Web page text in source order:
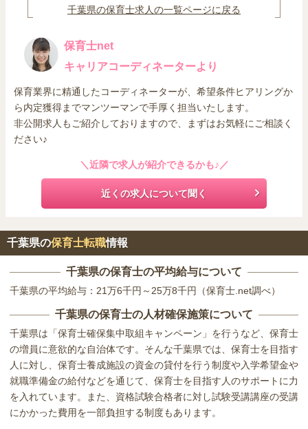
千葉県の保育士求人の一覧ページに戻る
保育士net
キャリアコーディネーターより
保育業界に精通したコーディネーターが、希望条件ヒアリングか
ら内定獲得までマンツーマンで手厚く担当いたします。
非公開求人もご紹介しておりますので、まずはお気軽にご相談く
ださい♪
＼近隣で求人が紹介できるかも♪／
近くの求人について聞く
千葉県の保育士転職情報
千葉県の保育士の平均給与について
千葉県の平均給与：21万6千円～25万8千円（保育士.net調べ）
千葉県の保育士の人材確保施策について
千葉県は「保育士確保集中取組キャンペーン」を行うなど、保育士
の増員に意欲的な自治体です。そんな千葉県では、保育士を目指す
人に対し、保育士養成施設の資金の貸付を行う制度や入学希望金や
就職準備金の給付などを通じて、保育士を目指す人のサポートに力
を入れています。また、資格試験合格者に対し試験受講講座の受講
にかかった費用を一部負担する制度もあります。